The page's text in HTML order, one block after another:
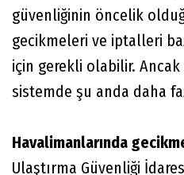
güvenliğinin öncelik
gecikmeleri ve iptalleri
için gerekli olabilir.
sistemde şu anda daha
Havalimanlarında
Ulaştırma Güvenliği